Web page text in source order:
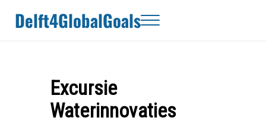
Delft4GlobalGoals Menu
Excursie
Waterinnovaties